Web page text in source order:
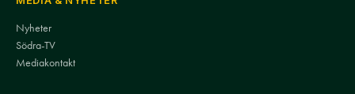
Nyheter
Södra-TV
Mediakontakt